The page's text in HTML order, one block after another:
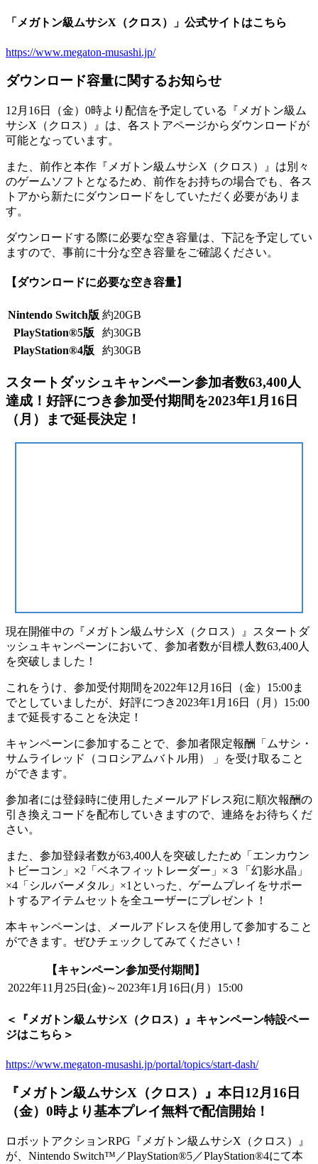
「メガトン級ムサシX（クロス）」公式サイトはこちら
https://www.megaton-musashi.jp/
ダウンロード容量に関するお知らせ
12月16日（金）0時より配信を予定している『メガトン級ム
サシX（クロス）』は、各ストアページからダウンロードが
可能となっています。
また、前作と本作『メガトン級ムサシX（クロス）』は別々
のゲームソフトとなるため、前作をお持ちの場合でも、各ス
トアから新たにダウンロードをしていただく必要がありま
す。
ダウンロードする際に必要な空き容量は、下記を予定してい
ますので、事前に十分な空き容量をご確認ください。
【ダウンロードに必要な空き容量】
Nintendo Switch版 約20GB
PlayStation®5版
約30GB
PlayStation®4版
約30GB
スタートダッシュキャンペーン参加者数63,400人
達成！好評につき参加受付期間を2023年1月16日
（月）まで延長決定！
現在開催中の『メガトン級ムサシX（クロス）』スタートダ
ッシュキャンペーンにおいて、参加者数が目標人数63,400人
を突破しました！
これをうけ、参加受付期間を2022年12月16日（金）15:00ま
でとしていましたが、好評につき2023年1月16日（月）15:00
まで延長することを決定！
キャンペーンに参加することで、参加者限定報酬「ムサシ・
サムライレッド（コロシアムバトル用） 」を受け取ること
ができます。
参加者には登録時に使用したメールアドレス宛に順次報酬の
引き換えコードを配布していきますので、連絡をお待ちくだ
さい。
また、参加登録者数が63,400人を突破したため「エンカウン
トビーコン」×2「ベネフィットレーダー」×３「幻影水晶」
×4「シルバーメタル」×1といった、ゲームプレイをサポー
トするアイテムセットを全ユーザーにプレゼント！
本キャンペーンは、メールアドレスを使用して参加すること
ができます。ぜひチェックしてみてください！
【キャンペーン参加受付期間】
2022年11月25日(金)～2023年1月16日(月）15:00
＜『メガトン級ムサシX（クロス）』キャンペーン特設ペー
ジはこちら＞
https://www.megaton-musashi.jp/portal/topics/start-dash/
『メガトン級ムサシX（クロス）』本日12月16日
（金）0時より基本プレイ無料で配信開始！
ロボットアクションRPG『メガトン級ムサシX（クロス）』
が、Nintendo Switch™／PlayStation®5／PlayStation®4にて本